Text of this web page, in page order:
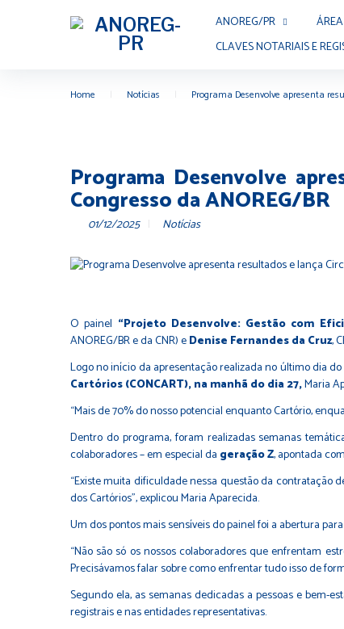
ANOREG/PR
CLAVES NOTARIAIS E
Home Notícias Programa Desenvolve apresenta
Programa Desenvolve
Congresso da ANOREG/BR
01/12/2025 Notícias
O painel “Projeto Desenvolve: Gestão com
ANOREG/BR e da CNR) eDenise Fernandes da Cruz,
Logo no início da apresentação realizada no último dia do
Cartórios (CONCART), na manhã do dia 27,Maria
“Mais de 70% do nosso potencial enquanto Cartório,
Dentro do programa, foram realizadas semanas
colaboradores – em especial da geração Z, apontada
“Existe muita dificuldade nessa questão da contratação
dos Cartórios”, explicou Maria Aparecida.
Um dos pontos mais sensíveis do painel foi a abertura
“Não são só os nossos colaboradores que enfrentam
Precisávamos falar sobre como enfrentar tudo isso de
Segundo ela, as semanas dedicadas a pessoas e bem-
registrais e nas entidades representativas.